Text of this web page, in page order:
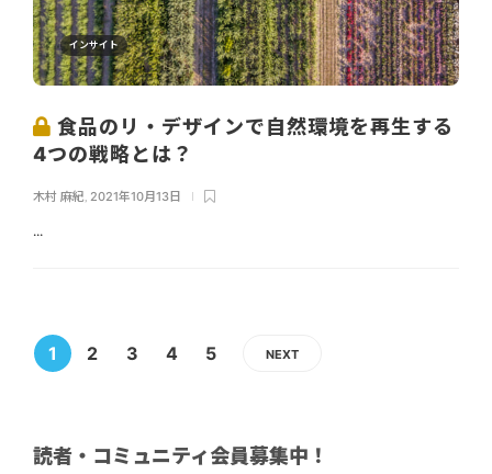
インサイト
食品のリ・デザインで自然環境を再生する
4つの戦略とは？
木村 麻紀, 2021年10月13日
...
1 2 3 4 5 NEXT
読者・コミュニティ会員募集中！